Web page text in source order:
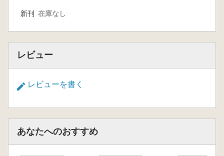
新刊 在庫なし
レビュー
レビューを書く
あなたへのおすすめ